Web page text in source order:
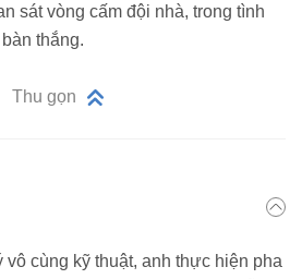
sát vòng cấm đội nhà, trong tình
thắng.
Thu gọn
cùng kỹ thuật, anh thực hiện pha